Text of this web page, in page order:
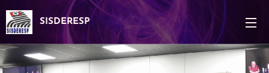
SISDERESP